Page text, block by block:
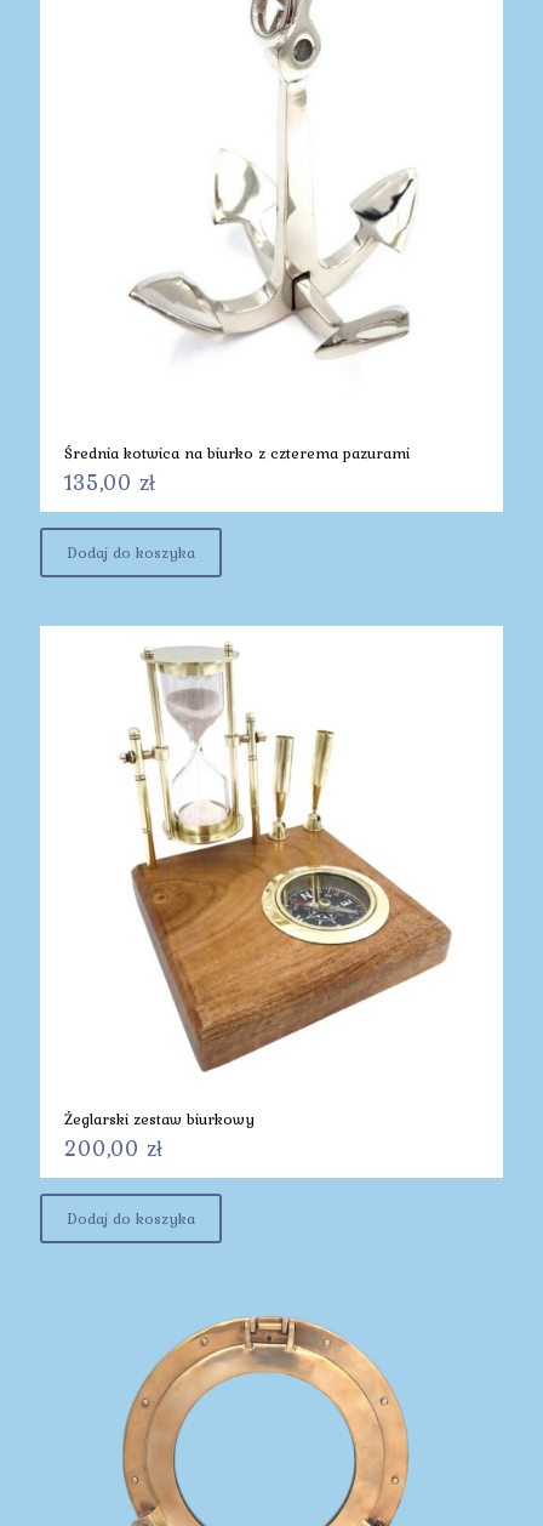
Średnia kotwica na biurko z czterema pazurami
135,00 zł
Dodaj do koszyka
Żeglarski zestaw biurkowy
200,00 zł
Dodaj do koszyka